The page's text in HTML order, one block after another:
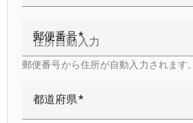
郵便番号
郵便番号から住所が自動入力されます。
都道府県